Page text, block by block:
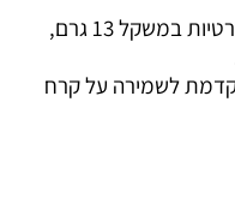
סוג הקרח: קוביות קרח סטנדרטיות במשקל 13 גרם,
לשמירה על קרח